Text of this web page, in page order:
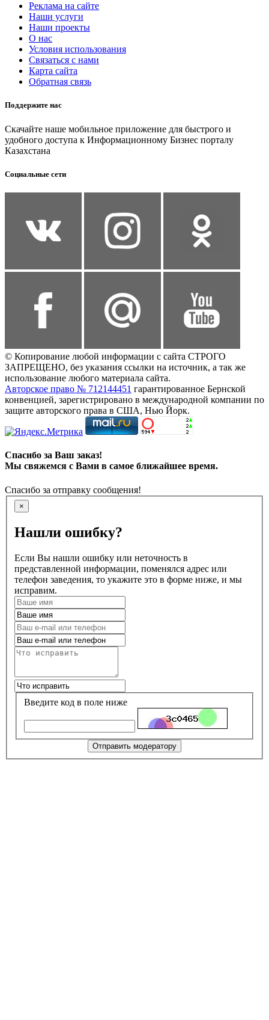
Реклама на сайте
Наши услуги
Наши проекты
О нас
Условия использования
Связаться с нами
Карта сайта
Обратная связь
Поддержите нас
Скачайте наше мобильное приложение для быстрого и
удобного доступа к Информационному Бизнес порталу
Казахстана
Социальные сети
© Копирование любой информации с сайта СТРОГО
ЗАПРЕЩЕНО, без указания ссылки на источник, а так же
использование любого материала сайта.
Авторское право № 712144451 гарантированное Бернской
конвенцией, зарегистрировано в международной компании по
защите авторского права в США, Нью Йорк.
Спасибо за Ваш заказ!
Мы свяжемся с Вами в самое ближайшее время.
Спасибо за отправку сообщения!
×
Нашли ошибку?
Если Вы нашли ошибку или неточность в
представленной информации, поменялся адрес или
телефон заведения, то укажите это в форме ниже, и мы
исправим.
Введите код в поле ниже
Отправить модератору